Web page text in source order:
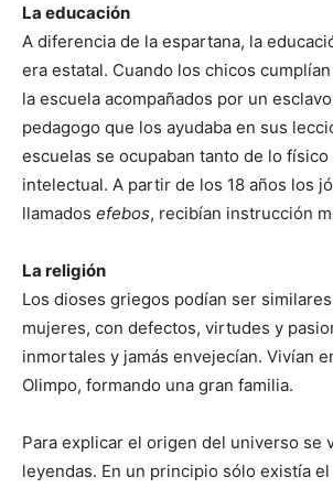
La educación
A diferencia de la espartana, la
era estatal. Cuando los chicos
la escuela acompañados por un
pedagogo que los ayudaba en sus
escuelas se ocupaban tanto de lo físico
intelectual. A partir de los 18 años los
llamados efebos, recibían instrucción
La religión
Los dioses griegos podían ser
mujeres, con defectos, virtudes y
inmortales y jamás envejecían. Vivían
Olimpo, formando una gran familia.
Para explicar el origen del universo se
leyendas. En un principio sólo existía el